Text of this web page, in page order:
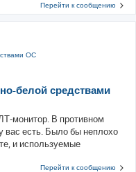
Перейти к сообщению
ОС
белой средствами
монитор. В противном
вас есть. Было бы неплохо
и используемые
Перейти к сообщению